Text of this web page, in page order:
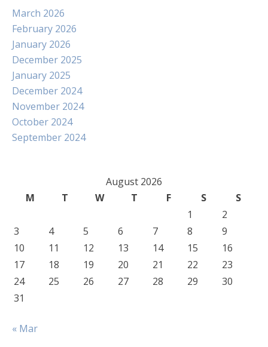
March 2026
February 2026
January 2026
December 2025
January 2025
December 2024
November 2024
October 2024
September 2024
August 2026
M
T W T F S
S
1
2
3
4 5 6 7 8
9
10
11 12 13 14 15
16
17
18 19 20 21 22
23
24
25 26 27 28 29
30
31
« Mar